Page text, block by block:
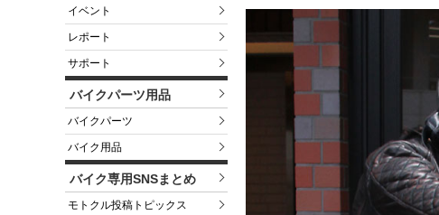
イベント
レポート
サポート
バイクパーツ用品
バイクパーツ
バイク用品
バイク専用SNSまとめ
モトクル投稿トピックス